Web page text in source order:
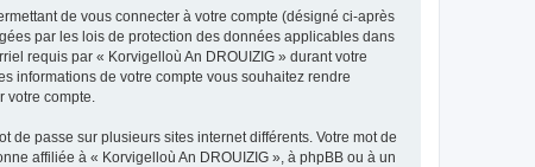
de vous connecter à votre compte (désigné ci-après
par les lois de protection des données applicables dans
requis par « Korvigelloù An DROUIZIG » durant votre
informations de votre compte vous souhaitez rendre
compte.
de passe sur plusieurs sites internet différents. Votre mot de
affiliée à « Korvigelloù An DROUIZIG », à phpBB ou à un